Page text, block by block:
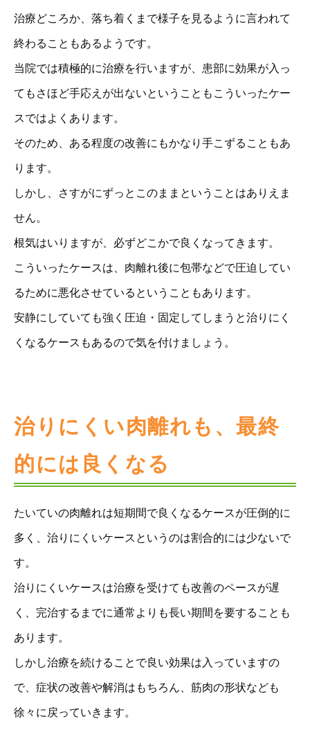
治療どころか、落ち着くまで様子を見るように言われて
終わることもあるようです。
当院では積極的に治療を行いますが、患部に効果が入っ
てもさほど手応えが出ないということもこういったケー
スではよくあります。
そのため、ある程度の改善にもかなり手こずることもあ
ります。
しかし、さすがにずっとこのままということはありえま
せん。
根気はいりますが、必ずどこかで良くなってきます。
こういったケースは、肉離れ後に包帯などで圧迫してい
るために悪化させているということもあります。
安静にしていても強く圧迫・固定してしまうと治りにく
くなるケースもあるので気を付けましょう。
治りにくい肉離れも、最終
的には良くなる
たいていの肉離れは短期間で良くなるケースが圧倒的に
多く、治りにくいケースというのは割合的には少ないで
す。
治りにくいケースは治療を受けても改善のペースが遅
く、完治するまでに通常よりも長い期間を要することも
あります。
しかし治療を続けることで良い効果は入っていますの
で、症状の改善や解消はもちろん、筋肉の形状なども
徐々に戻っていきます。